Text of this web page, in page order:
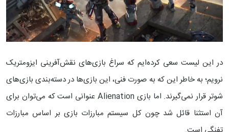
در این لیست سعی کرده‌ایم که سراغ بازی‌های نقش‌آفرینی ایزومتریک
نرویم؛ به خاطر این که به صورت فنی، این بازی‌ها در دسته‌بندی بازی‌های
شوتر قرار نمی‌گیرند. اما بازی Alienation عنوانی است که می‌توان برای
آن استثنا قائل شد چون کل سیستم مبارزات بازی بر اساس مبارزات